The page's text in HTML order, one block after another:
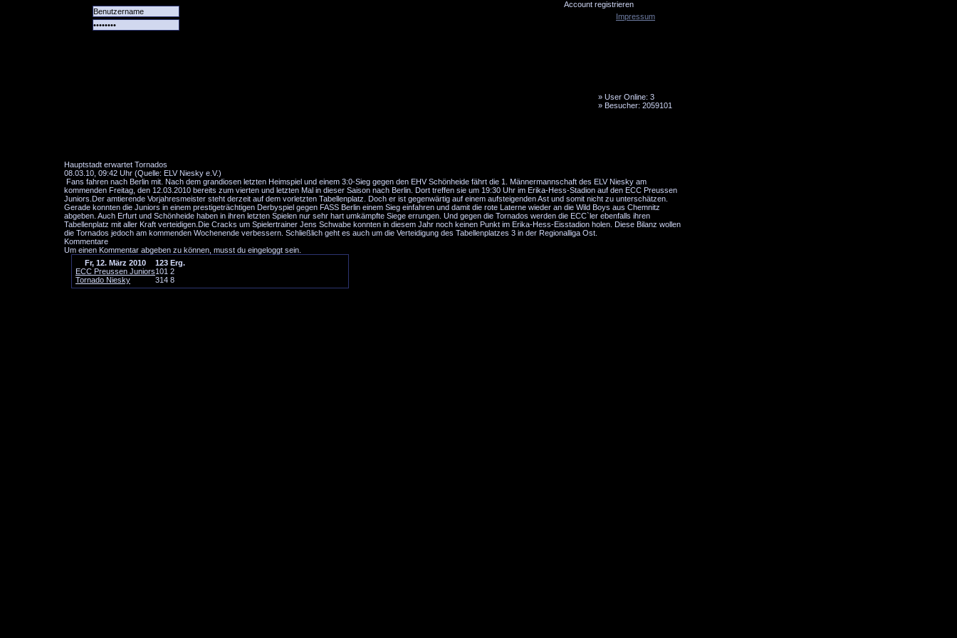
Account registrieren
» User Online: 3
» Besucher: 2059101
Hauptstadt erwartet Tornados
08.03.10, 09:42 Uhr (Quelle: ELV Niesky e.V.)
Fans fahren nach Berlin mit. Nach dem grandiosen letzten Heimspiel und einem 3:0-Sieg gegen den EHV Schönheide fährt die 1. Männermannschaft des ELV Niesky am
kommenden Freitag, den 12.03.2010 bereits zum vierten und letzten Mal in dieser Saison nach Berlin. Dort treffen sie um 19:30 Uhr im Erika-Hess-Stadion auf den ECC Preussen
Juniors.Der amtierende Vorjahresmeister steht derzeit auf dem vorletzten Tabellenplatz. Doch er ist gegenwärtig auf einem aufsteigenden Ast und somit nicht zu unterschätzen.
Gerade konnten die Juniors in einem prestigeträchtigen Derbyspiel gegen FASS Berlin einem Sieg einfahren und damit die rote Laterne wieder an die Wild Boys aus Chemnitz
abgeben. Auch Erfurt und Schönheide haben in ihren letzten Spielen nur sehr hart umkämpfte Siege errungen. Und gegen die Tornados werden die ECC`ler ebenfalls ihren
Tabellenplatz mit aller Kraft verteidigen.Die Cracks um Spielertrainer Jens Schwabe konnten in diesem Jahr noch keinen Punkt im Erika-Hess-Eisstadion holen. Diese Bilanz wollen
die Tornados jedoch am kommenden Wochenende verbessern. Schließlich geht es auch um die Verteidigung des Tabellenplatzes 3 in der Regionalliga Ost.
Kommentare
Um einen Kommentar abgeben zu können, musst du eingeloggt sein.
Fr, 12. März 2010
123 Erg.
ECC Preussen Juniors101 2
Tornado Niesky
314 8
Impressum